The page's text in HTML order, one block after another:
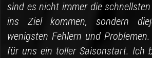
sind es nicht immer die
ins Ziel kommen, sondern
wenigsten Fehlern und
für uns ein toller Saisonstart. Ich